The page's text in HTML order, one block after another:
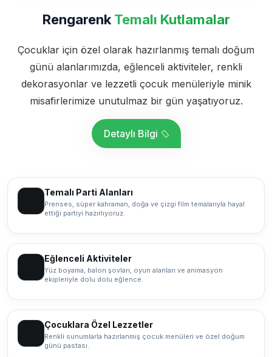
Rengarenk Temalı Kutlamalar
Çocuklar için özel olarak hazırlanmış temalı doğum
günü alanlarımızda, eğlenceli aktiviteler, renkli
dekorasyonlar ve lezzetli çocuk menüleriyle minik
misafirlerimize unutulmaz bir gün yaşatıyoruz.
Detaylı Bilgi
Temalı Parti Alanları
Prenses, süper kahraman, doğa ve çizgi film temalarıyla hayal
ettiği partiyi hazırlıyoruz.
Eğlenceli Aktiviteler
Yüz boyama, balon şovları, oyun alanları ve animasyon
ekipleriyle dolu dolu eğlence.
Çocuklara Özel Lezzetler
Renkli sunumlarla hazırlanmış çocuk menüleri ve özel doğum
günü pastası.